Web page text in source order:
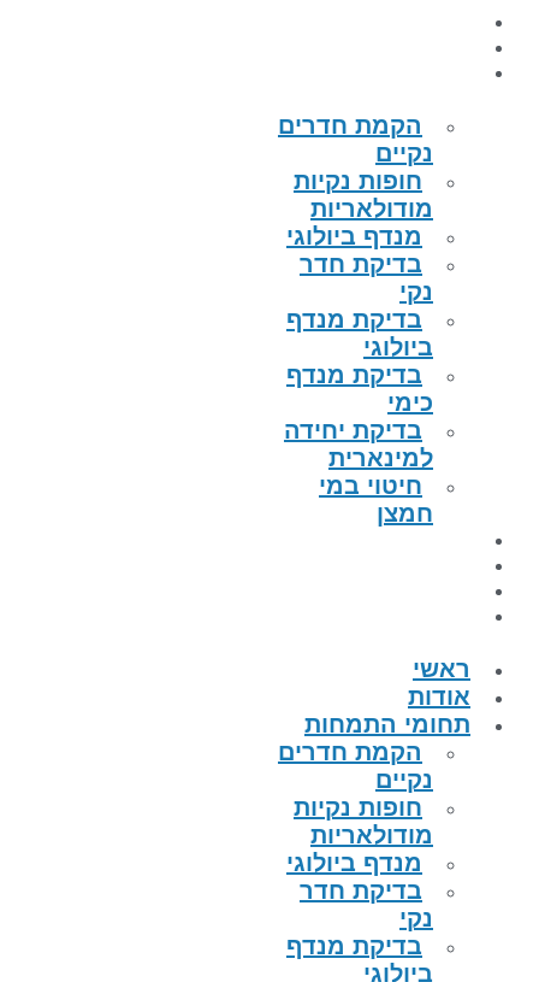
הקמת חדרים
נקיים
חופות נקיות
מודולאריות
מנדף ביולוגי
בדיקת חדר
נקי
בדיקת מנדף
ביולוגי
בדיקת מנדף
כימי
בדיקת יחידה
למינארית
חיטוי במי
חמצן
ראשי
אודות
תחומי התמחות
הקמת חדרים
נקיים
חופות נקיות
מודולאריות
מנדף ביולוגי
בדיקת חדר
נקי
בדיקת מנדף
ביולוגי